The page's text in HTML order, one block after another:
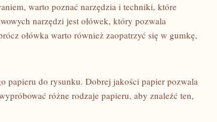
warto poznać ‍narzędzia i techniki,​ które
narzędzi jest ołówek, który pozwala
ołówka warto również zaopatrzyć⁣ się w gumkę,
papieru‍ do rysunku. Dobrej jakości papier pozwala
różne ⁤rodzaje⁤ papieru, aby znaleźć ten,